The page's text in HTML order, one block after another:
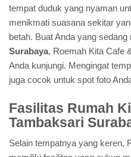
tempat duduk yang nyaman
menikmati suasana sekitar
betah. Buat Anda yang sedang
Surabaya, Roemah Kita Cafe
Anda kunjungi. Mengingat
juga cocok untuk spot foto
Fasilitas Rumah
Tambaksari
Selain tempatnya yang keren,